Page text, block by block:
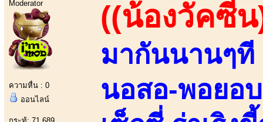
Moderator
ความหื่น : 0
ออนไลน์
((น้องวัคซี
มากันนานๆที
นอสอ-พอยอ